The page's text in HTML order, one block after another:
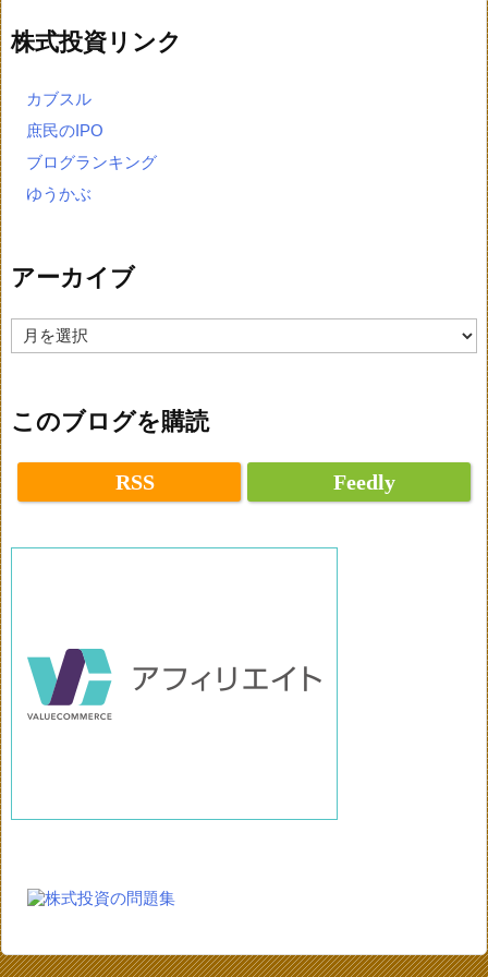
株式投資リンク
カブスル
庶民のIPO
ブログランキング
ゆうかぶ
アーカイブ
ー
ブ
このブログを購読
RSS Feedly